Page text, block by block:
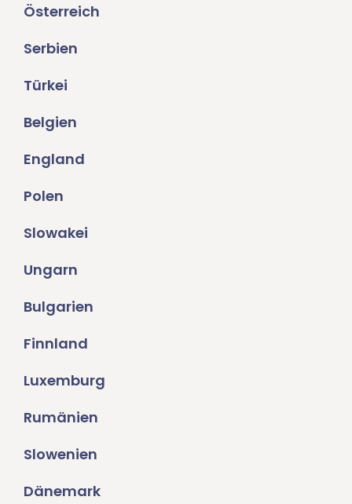
Österreich
Serbien
Türkei
Belgien
England
Polen
Slowakei
Ungarn
Bulgarien
Finnland
Luxemburg
Rumänien
Slowenien
Dänemark